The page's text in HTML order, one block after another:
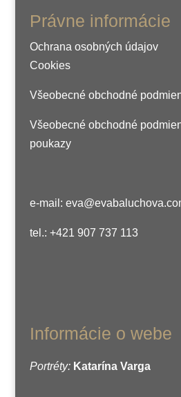
Právne informácie
Ochrana osobných údajov
Cookies
Všeobecné obchodné
Všeobecné obchodné
poukazy
e-mail:
tel.: +421 907 737 113
Informácie o webe
Portréty: Katarína Varga